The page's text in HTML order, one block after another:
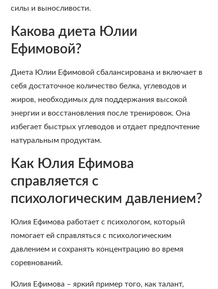
силы и выносливости.
Какова диета Юлии
Ефимовой?
Диета Юлии Ефимовой сбалансирована и включает в
себя достаточное количество белка, углеводов и
жиров, необходимых для поддержания высокой
энергии и восстановления после тренировок. Она
избегает быстрых углеводов и отдает предпочтение
натуральным продуктам.
Как Юлия Ефимова
справляется с
психологическим давлением?
Юлия Ефимова работает с психологом, который
помогает ей справляться с психологическим
давлением и сохранять концентрацию во время
соревнований.
Юлия Ефимова – яркий пример того, как талант,